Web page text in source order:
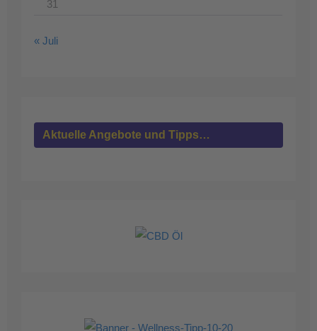
31
« Juli
Aktuelle Angebote und Tipps…